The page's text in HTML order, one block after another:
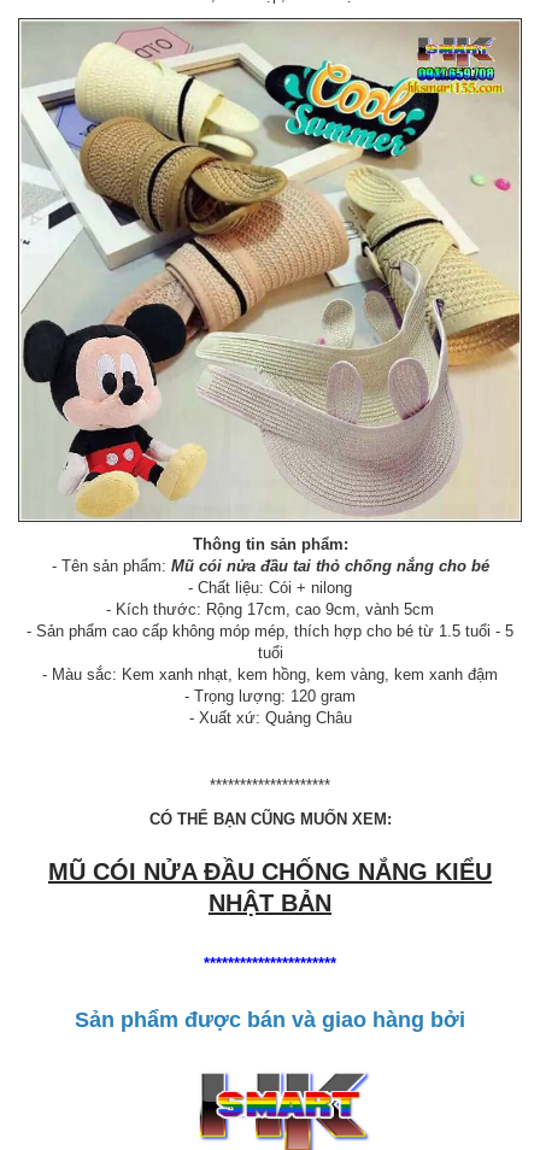
Thông tin sản phẩm:
- Tên sản phẩm: Mũ cói nửa đầu tai thỏ chống nắng cho bé
- Chất liệu: Cói + nilong
- Kích thước: Rộng 17cm, cao 9cm, vành 5cm
- Sản phẩm cao cấp không móp mép, thích hợp cho bé từ 1.5 tuổi - 5
tuổi
- Màu sắc: Kem xanh nhạt, kem hồng, kem vàng, kem xanh đậm
- Trọng lượng: 120 gram
- Xuất xứ: Quảng Châu
********************
CÓ THỂ BẠN CŨNG MUỐN XEM:
MŨ CÓI NỬA ĐẦU CHỐNG NẮNG KIỂU
NHẬT BẢN
**********************
Sản phẩm được bán và giao hàng bởi